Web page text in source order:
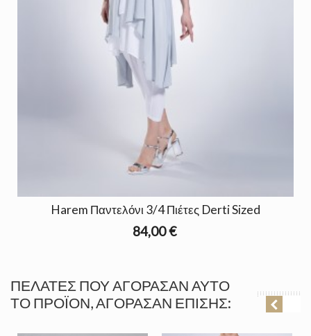
Harem Παντελόνι 3/4 Πιέτες Derti Sized
84,00 €
ΠΕΛΆΤΕΣ ΠΟΥ ΑΓΌΡΑΣΑΝ ΑΥΤΌ
ΤΟ ΠΡΟΪΌΝ, ΑΓΌΡΑΣΑΝ ΕΠΊΣΗΣ: